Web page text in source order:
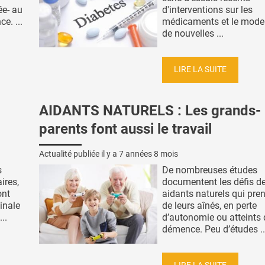
au
...
d'interventions sur les
médicaments et le
de nouvelles ...
LIRE LA SUITE
AIDANTS NATURELS : Les grands-
parents font aussi le travail
Actualité publiée il y a 7 années 8 mois
De nombreuses études
documentent les défis
aidants naturels qui
de leurs aînés, en perte
d’autonomie ou atteints
démence. Peu d’études